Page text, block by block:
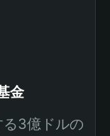
金
3億ドルの